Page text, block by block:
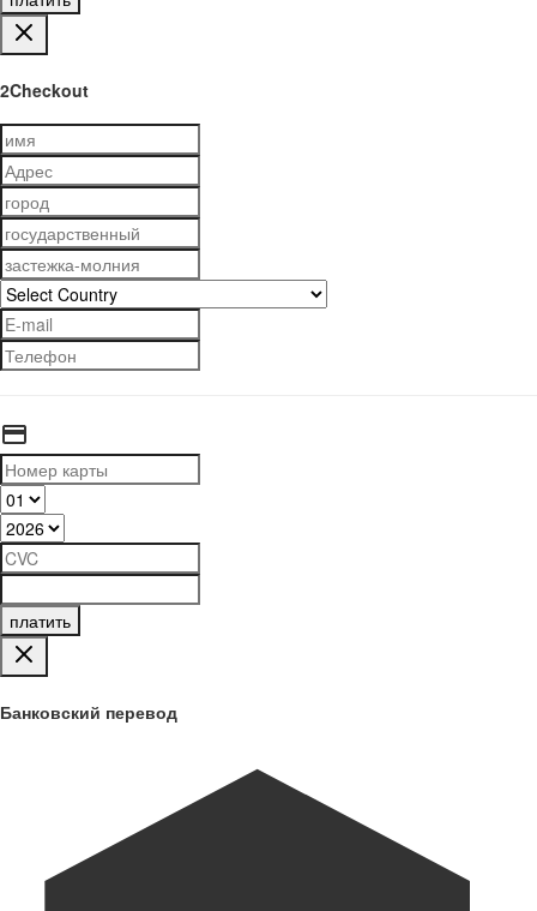
2Checkout
платить
Банковский перевод